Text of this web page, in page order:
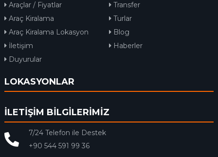
Araçlar / Fiyatlar
Transfer
Araç Kiralama
Turlar
Araç Kiralama Lokasyon
Blog
İletişim
Haberler
Duyurular
LOKASYONLAR
İLETİŞİM BİLGİLERİMİZ
7/24 Telefon ile Destek
+90 544 591 99 36